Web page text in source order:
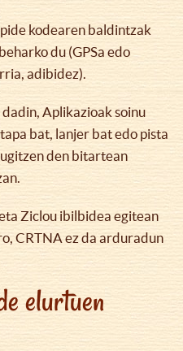
kodearen baldintzak
du (GPSa edo
adibidez).
dadin, Aplikazioak soinu
bat, lanjer bat edo pista
den bitartean
Ziclou ibilbidea egitean
CRTNA ez da arduradun
elurtuen